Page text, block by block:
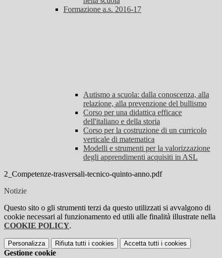
Formazione a.s. 2016-17
Autismo a scuola: dalla conoscenza, alla
relazione, alla prevenzione del bullismo
Corso per una didattica efficace
dell'italiano e della storia
Corso per la costruzione di un curricolo
verticale di matematica
Modelli e strumenti per la valorizzazione
degli apprendimenti acquisiti in ASL
2_Competenze-trasversali-tecnico-quinto-anno.pdf
Notizie
Questo sito o gli strumenti terzi da questo utilizzati si avvalgono di
cookie necessari al funzionamento ed utili alle finalità illustrate nella
COOKIE POLICY.
Personalizza Rifiuta tutti i cookies Accetta tutti i cookies
Gestione cookie